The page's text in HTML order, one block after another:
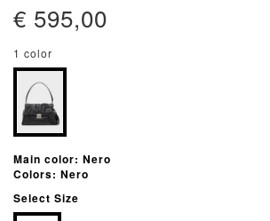
€ 595,00
1 color
Main color: Nero
Colors: Nero
Select Size